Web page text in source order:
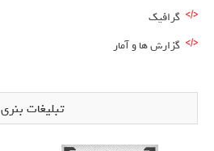
گرافیک
گزارش ها و آمار
تبلیغات بنری